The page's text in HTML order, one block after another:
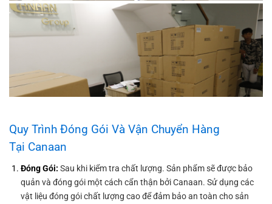
Quy Trình Đóng Gói Và Vận Chuyển Hàng
Tại Canaan
Đóng Gói: Sau khi kiểm tra chất lượng. Sản phẩm sẽ được bảo
quản và đóng gói một cách cẩn thận bởi Canaan. Sử dụng các
vật liệu đóng gói chất lượng cao để đảm bảo an toàn cho sản